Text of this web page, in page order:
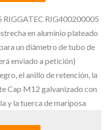
RIG400200005
en aluminio plateado
un diámetro de tubo de
enviado a petición)
el anillo de retención, la
Cap M12 galvanizado con
y la tuerca de mariposa